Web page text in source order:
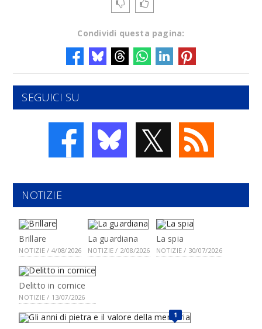
Condividi questa pagina:
SEGUICI SU
𝕏
NOTIZIE
Brillare
NOTIZIE / 4/08/2026
La guardiana
NOTIZIE / 2/08/2026
La spia
NOTIZIE / 30/07/2026
Delitto in cornice
NOTIZIE / 13/07/2026
1